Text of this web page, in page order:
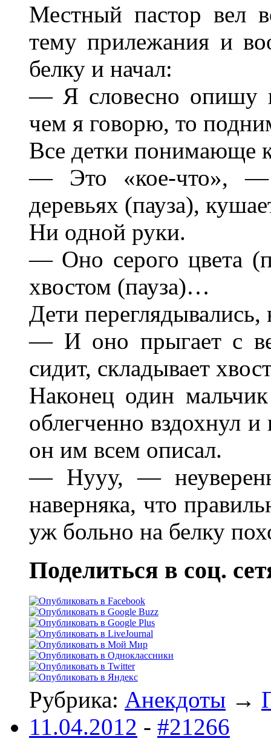
Местный пастор вел
тему прилежания и
белку и начал:
— Я словесно опишу
чем я говорю, то
Все детки понимающе
— Это «кое-что»,
деревьях (пауза),
Ни одной руки.
— Oно серого цвета
хвостом (пауза)…
Дети
— И оно прыгает с
сидит, складывает
Наконец один
облегченно вздохнул и
он им всем описал.
— Нууу, —
наверняка, что
уж больно на белку
Поделиться в соц.
Рубрика: Анекдоты →
11.04.2012 - #21266